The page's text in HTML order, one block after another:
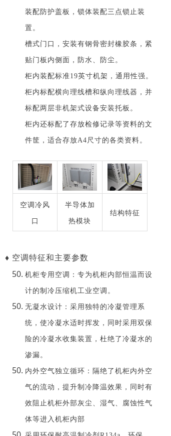
装配防护盖板，锁体装配三点锁止装
置。
槽式门口，安装有钢骨密封橡胶条，紧
贴门板内侧面，防水、防尘。
柜内装配标准19英寸机架，通用性强。
柜内标配横向理线槽和纵向理线器，并
标配两层非机架式设备安装托板。
柜内还标配了存放检修记录等资料的文
件筐，适合存放A4尺寸的各类资料。
空调冷风
口
半导体加
热模块
结构特征
♦ 空调特征和主要参数
机柜专用空调：专为机柜内部恒温而设
计的制冷压缩机工业空调。
无凝水设计：采用独特的冷凝管理系
统，使冷凝水适时挥发，同时采用双保
险的冷凝水收集装置，杜绝了冷凝水的
渗漏。
内外空气独立循环：隔绝了机柜内外空
气的流动，提升制冷降温效果，同时有
效阻止机柜外部灰尘、湿气、腐蚀性气
体等进入机柜内部